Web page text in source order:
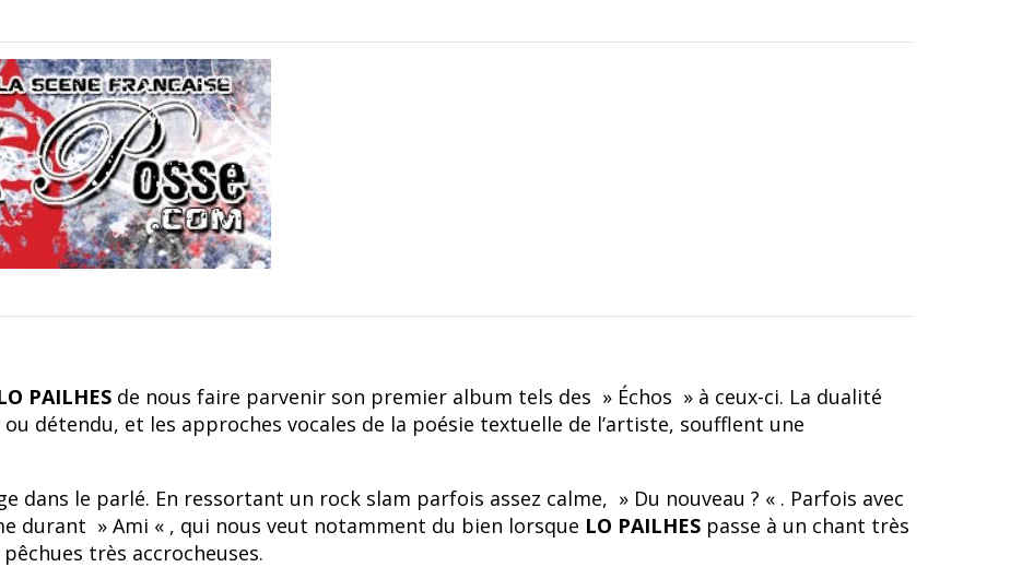
PAILHES de nous faire parvenir son premier album tels des » Échos » à ceux-ci. La dualité
détendu, et les approches vocales de la poésie textuelle de l’artiste, soufflent une
dans le parlé. En ressortant un rock slam parfois assez calme, » Du nouveau ? « . Parfois avec
durant » Ami « , qui nous veut notamment du bien lorsque LO PAILHES passe à un chant très
très accrocheuses.